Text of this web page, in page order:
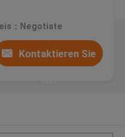
：Negotiate
Kontaktieren Sie